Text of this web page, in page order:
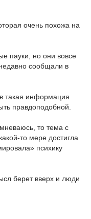
очень похожа на
пауки, но они вовсе
сообщали в
такая информация
правдоподобной.
то тема с
то мере достигла
психику
берет вверх и люди